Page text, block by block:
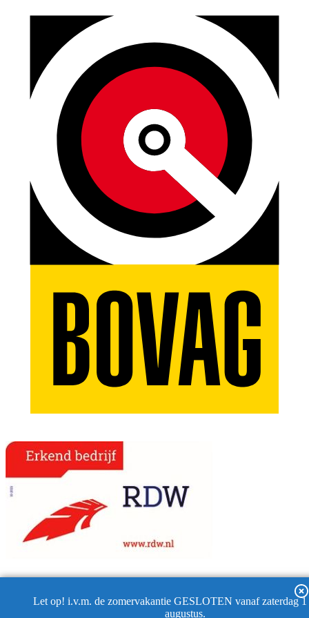
Let op! i.v.m. de zomervakantie GESLOTEN vanaf zaterdag
augustus.